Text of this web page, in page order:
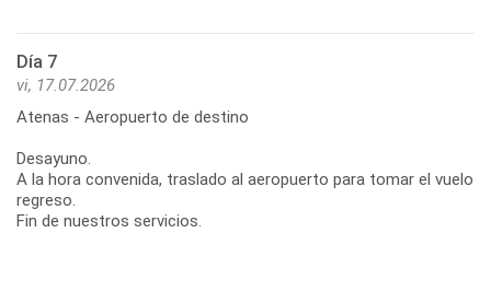
Día 7
vi, 17.07.2026
Atenas - Aeropuerto de destino
Desayuno.
A la hora convenida, traslado al aeropuerto para tomar el vuelo
regreso.
Fin de nuestros servicios.